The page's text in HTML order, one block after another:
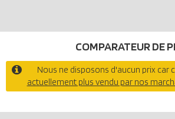
COMPARATEUR DE
Nous ne disposons d'aucun prix car
actuellement plus vendu par nos